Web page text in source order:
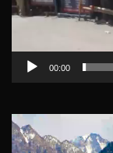
00:00
Video
Player